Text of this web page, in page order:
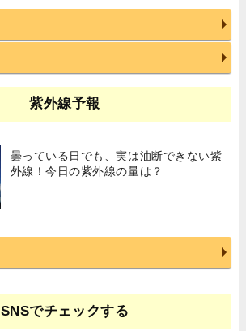
紫外線予報
曇っている日でも、実は油断できない紫
外線！今日の紫外線の量は？
SNSでチェックする